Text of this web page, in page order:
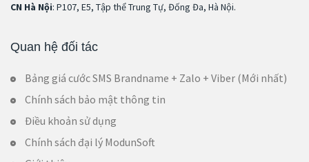
CN Hà Nội: P107, E5, Tập thể Trung Tự, Đống Đa, Hà Nội.
Quan hệ đối tác
Bảng giá cước SMS Brandname + Zalo + Viber (Mới nhất)
Chính sách bảo mật thông tin
Điều khoản sử dụng
Chính sách đại lý ModunSoft